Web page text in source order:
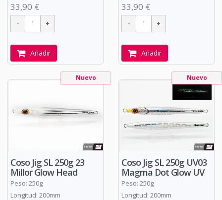
33,90 €
Añadir
33,90 €
Añadir
Nuevo
Coso Jig SL 250g 23
Millor Glow Head
Peso: 250g
Longitud: 200mm
Nuevo
Coso Jig SL 250g UV03
Magma Dot Glow UV
Peso: 250g
Longitud: 200mm